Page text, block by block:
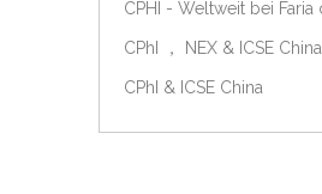
CPhI ， NEX & ICSE China
CPhI & ICSE China